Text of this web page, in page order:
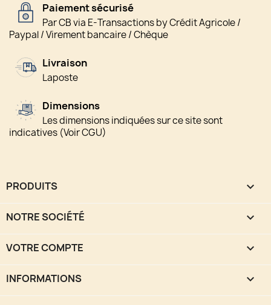
Paiement sécurisé
Par CB via E-Transactions by Crédit Agricole /
Paypal / Virement bancaire / Chèque
Livraison
Laposte
Dimensions
Les dimensions indiquées sur ce site sont
indicatives (Voir CGU)
PRODUITS 
NOTRE SOCIÉTÉ 
VOTRE COMPTE 
INFORMATIONS keyboard_arrow_down